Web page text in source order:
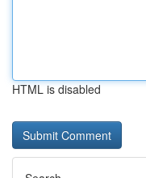
HTML is disabled